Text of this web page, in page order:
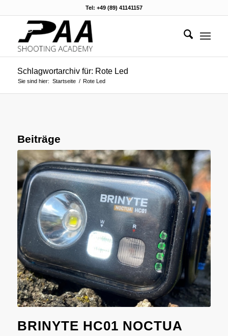
Tel: +49 (89) 41141157
Schlagwortarchiv für: Rote Led
Sie sind hier: Startseite / Rote Led
Beiträge
BRINYTE HC01 NOCTUA